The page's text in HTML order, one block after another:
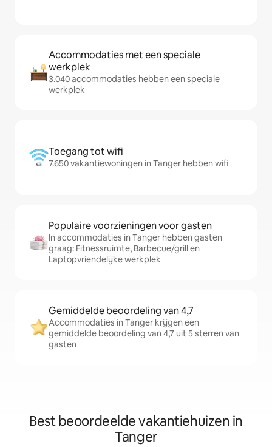
Accommodaties met een speciale
werkplek
3.040 accommodaties hebben een speciale
werkplek
Toegang tot wifi
7.650 vakantiewoningen in Tanger hebben wifi
Populaire voorzieningen voor gasten
In accommodaties in Tanger hebben gasten
graag: Fitnessruimte, Barbecue/grill en
Laptopvriendelijke werkplek
Gemiddelde beoordeling van 4,7
Accommodaties in Tanger krijgen een
gemiddelde beoordeling van 4,7 uit 5 sterren van
gasten
Best beoordeelde vakantiehuizen in
Tanger